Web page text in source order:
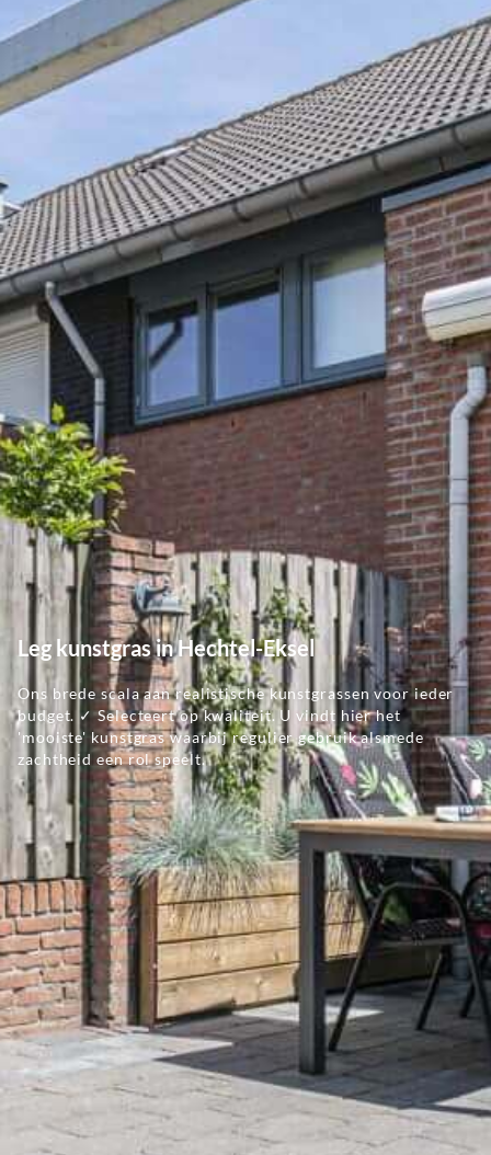
Leg kunstgras in Hechtel-Eksel
Ons brede scala aan realistische kunstgrassen voor ieder
budget. ✓ Selecteert op kwaliteit. U vindt hier het
'mooiste' kunstgras waarbij regulier gebruik alsmede
zachtheid een rol speelt.